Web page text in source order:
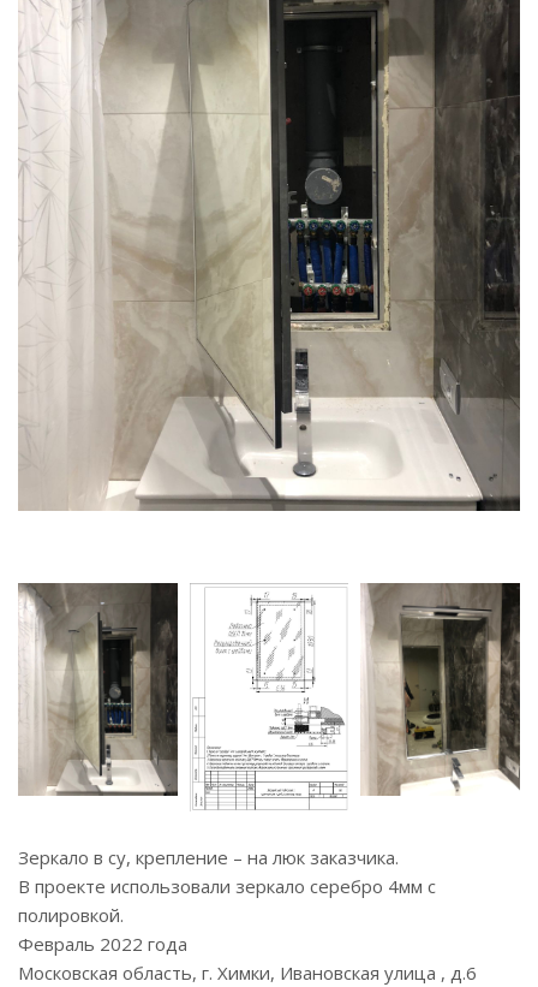
Зеркало в су, крепление – на люк заказчика.
В проекте использовали зеркало серебро 4мм с
полировкой.
Февраль 2022 года
Московская область, г. Химки, Ивановская улица , д.6